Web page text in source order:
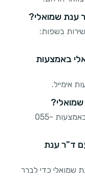
ענת שמואלי?
בשפות:
באמצעות
אימייל.
ניתן לקבוע פגישה עם ד"ר ענת שמואלי באמצעות 055-
ד"ר ענת
שמואלי כדי לברר